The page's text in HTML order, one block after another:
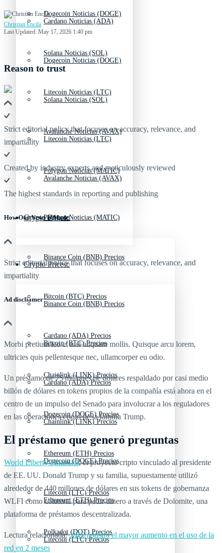
Dogecoin Noticias (DOGE)
Solana Noticias (SOL)
Litecoin Noticias (LTC)
Avalanche Noticias (AVAX)
Polygon Noticias (MATIC)
Crypto Prices
Binance Coin (BNB) Precios
Bitcoin (BTC) Precios
Cardano (ADA) Precios
Chainlink (LINK) Precios
Dogecoin (DOGE) Precios
Ethereum (ETH) Precios
Litecoin (LTC) Precios
Polkadot (DOT) Precios
Cardano Noticias (ADA)
Dogecoin Noticias (DOGE)
Solana Noticias (SOL)
Litecoin Noticias (LTC)
Avalanche Noticias (AVAX)
Polygon Noticias (MATIC)
Crypto Prices
Binance Coin (BNB) Precios
Bitcoin (BTC) Precios
Cardano (ADA) Precios
Chainlink (LINK) Precios
Dogecoin (DOGE) Precios
Ethereum (ETH) Precios
Litecoin (LTC) Precios
Christian Encila
Last Updated: May 17, 2026 1:40 pm
Reason to trust
Strict editorial policy that focuses on accuracy, relevance, and
impartiality
Created by industry experts and meticulously reviewed
The highest standards in reporting and publishing
How Our News is Made
Strict editorial policy that focuses on accuracy, relevance, and
impartiality
Ad discliamer
Morbi pretium leo et nisl aliquam mollis. Quisque arcu lorem,
ultricies quis pellentesque nec, ullamcorper eu odio.
Un préstamo de 75 millones de dólares respaldado por casi medio
billón de dólares en tokens propios de la compañía está ahora en el
centro de un impulso del Senado para involucrar a los reguladores
en las operaciones cripto de la familia Trump.
El préstamo que generó preguntas
World Liberty Financial, el proyecto cripto vinculado al presidente
de EE. UU. Donald Trump y su familia, supuestamente utilizó
alrededor de 440 millones de dólares en sus tokens de gobernanza
WLFI como colateral para pedir dinero a través de Dolomite, una
plataforma de préstamos descentralizada.
Lectura relacionada:XRP registra el mayor aumento en el uso de la
red en 2 meses